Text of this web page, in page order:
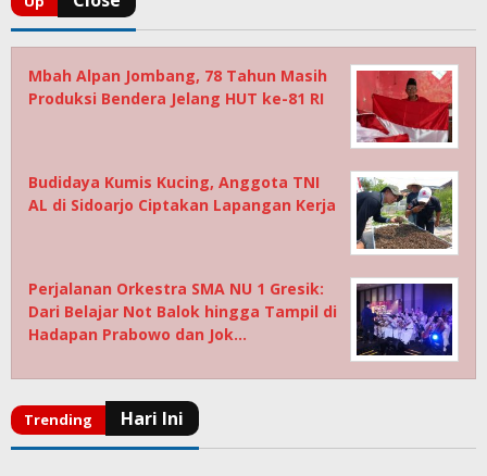
Mbah Alpan Jombang, 78 Tahun Masih
Produksi Bendera Jelang HUT ke-81 RI
Budidaya Kumis Kucing, Anggota TNI
AL di Sidoarjo Ciptakan Lapangan Kerja
Perjalanan Orkestra SMA NU 1 Gresik:
Dari Belajar Not Balok hingga Tampil di
Hadapan Prabowo dan Jok…